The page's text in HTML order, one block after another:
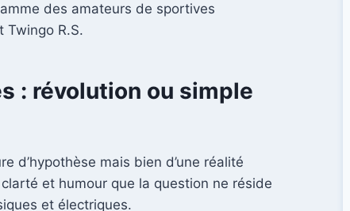
des amateurs de sportives
Twingo R.S.
: révolution ou simple
d’hypothèse mais bien d’une réalité
et humour que la question ne réside
et électriques.